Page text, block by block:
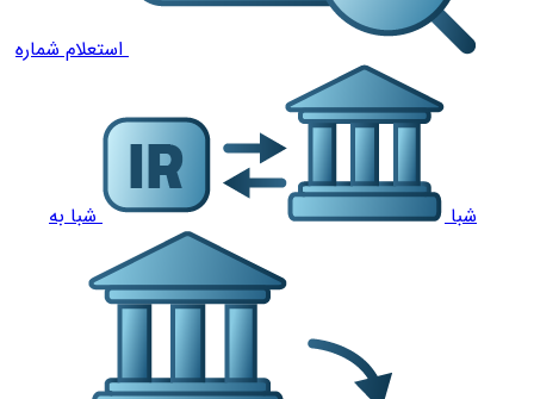
استعلام شماره
شبا شبا به